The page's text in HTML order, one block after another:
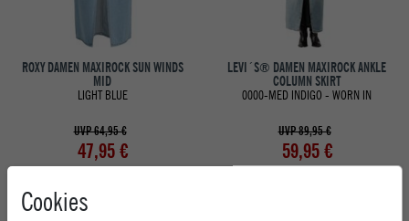
ROXY DAMEN MAXIROCK SUN WINDS
MID
LIGHT BLUE
UVP 64,95 €
47,95 €
LEVI´S® DAMEN MAXIROCK ANKLE
COLUMN SKIRT
0000-MED INDIGO - WORN IN
UVP 89,95 €
59,95 €
Cookies